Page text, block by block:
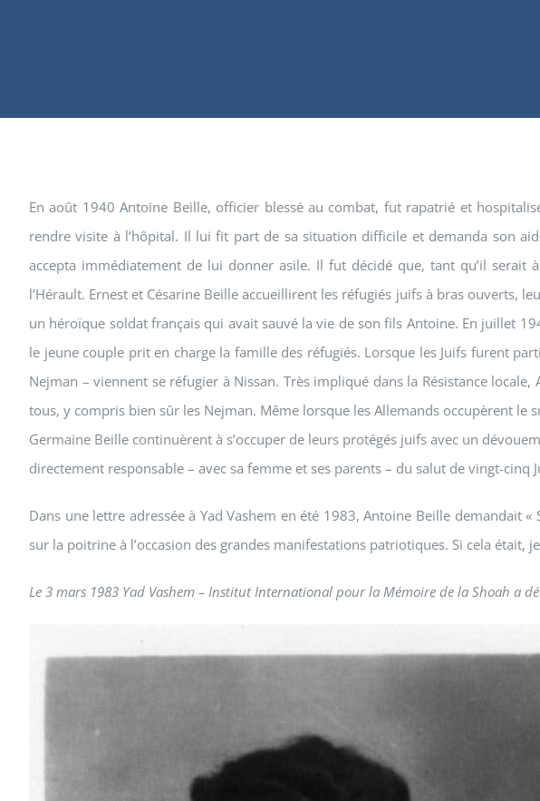
En août 1940 Antoine Beille, officier blessé au combat, fut rapatrié et
rendre visite à l’hôpital. Il lui fit part de sa situation difficile et demanda son
accepta immédiatement de lui donner asile. Il fut décidé que, tant qu’il serait
l’Hérault. Ernest et Césarine Beille accueillirent les réfugiés juifs à bras ouverts,
un héroïque soldat français qui avait sauvé la vie de son fils Antoine. En juillet
le jeune couple prit en charge la famille des réfugiés. Lorsque les Juifs furent
Nejman – viennent se réfugier à Nissan. Très impliqué dans la Résistance
tous, y compris bien sûr les Nejman. Même lorsque les Allemands occupèrent
Germaine Beille continuèrent à s’occuper de leurs protégés juifs avec un
directement responsable – avec sa femme et ses parents – du salut de vingt-
Dans une lettre adressée à Yad Vashem en été 1983, Antoine Beille demandait
sur la poitrine à l’occasion des grandes manifestations patriotiques. Si cela était,
Le 3 mars 1983 Yad Vashem – Institut International pour la Mémoire de la Shoah a